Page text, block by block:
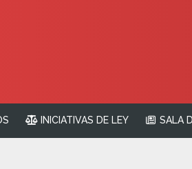
INICIATIVAS DE LEY SALA